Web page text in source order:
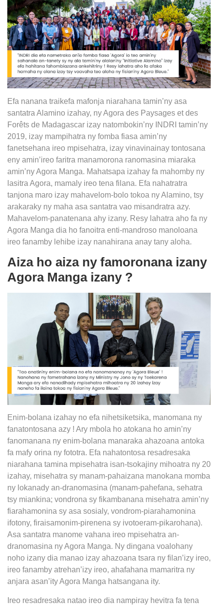
Efa nanana traikefa mafonja niarahana tamin’ny asa
santatra Alamino izahay, ny Agora des Paysages et des
Forêts de Madagascar izay natombokin’ny INDRI tamin’ny
2019, izay mampihatra ny fomba fiasa amin’ny
fanetsehana ireo mpisehatra, izay vinavinainay tontosana
eny amin’ireo faritra manamorona ranomasina miaraka
amin’ny Agora Manga. Mahatsapa izahay fa mahomby ny
lasitra Agora, mamaly ireo tena filana. Efa nahatratra
tanjona maro izay mahavelom-bolo tokoa ny Alamino, tsy
arakaraky ny maha asa santatra vao misandratra azy.
Mahavelom-panatenana ahy izany. Resy lahatra aho fa ny
Agora Manga dia ho fanoitra enti-mandroso manoloana
ireo fanamby lehibe izay nanahirana anay tany aloha.
Aiza ho aiza ny famoronana izany
Agora Manga izany ?
Enim-bolana izahay no efa nihetsiketsika, manomana ny
fanatontosana azy ! Ary mbola ho atokana ho amin’ny
fanomanana ny enim-bolana manaraka ahazoana antoka
fa mafy orina ny fototra. Efa nahatontosa resadresaka
niarahana tamina mpisehatra isan-tsokajiny mihoatra ny 20
izahay, misehatra sy manam-pahaizana manokana momba
ny lokanady an-dranomasina (manam-pahefana, sehatra
tsy miankina; vondrona sy fikambanana misehatra amin’ny
fiarahamonina sy asa sosialy, vondrom-piarahamonina
ifotony, firaisamonim-pirenena sy ivotoeram-pikarohana).
Asa santatra manome vahana ireo mpisehatra an-
dranomasina ny Agora Manga. Ny dingana voalohany
noho izany dia manao izay ahazoana tsara ny filan’izy ireo,
ireo fanamby atrehan’izy ireo, ahafahana mamaritra ny
anjara asan’ity Agora Manga hatsangana ity.
Ireo resadresaka natao ireo dia nampiray hevitra fa tena